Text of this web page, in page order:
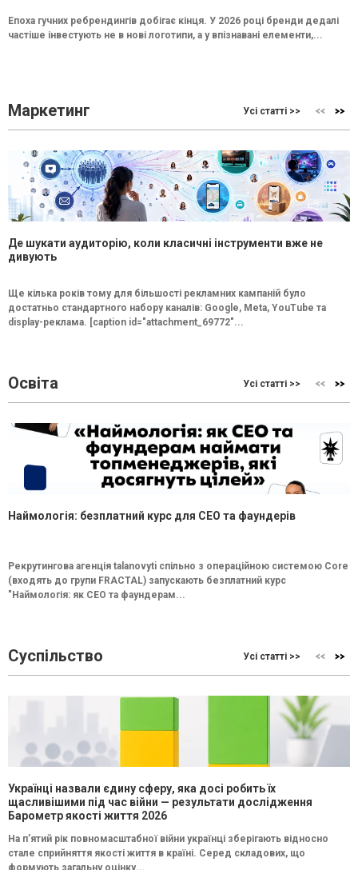
Епоха гучних ребрендингів добігає кінця. У 2026 році бренди дедалі
частіше інвестують не в нові логотипи, а у впізнавані елементи,...
Маркетинг Усі статті >>
Де шукати аудиторію, коли класичні інструменти вже не
дивують
Ще кілька років тому для більшості рекламних кампаній було
достатньо стандартного набору каналів: Google, Meta, YouTube та
display-реклама. [caption id="attachment_69772"...
Освіта Усі статті >>
Наймологія: безплатний курс для CEO та фаундерів
Рекрутингова агенція talanovyti спільно з операційною системою Core
(входять до групи FRACTAL) запускають безплатний курс
"Наймологія: як СEO та фаундерам...
Суспільство Усі статті >>
Українці назвали єдину сферу, яка досі робить їх
щасливішими під час війни — результати дослідження
Барометр якості життя 2026
На п’ятий рік повномасштабної війни українці зберігають відносно
стале сприйняття якості життя в країні. Серед складових, що
формують загальну оцінку...